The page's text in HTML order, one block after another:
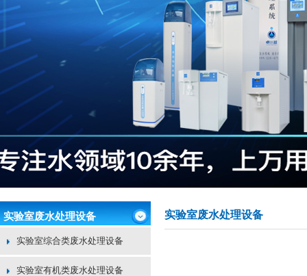
实验室废水处理设备
实验室综合类废水处理设备
实验室有机类废水处理设备
实验室废水处理设备